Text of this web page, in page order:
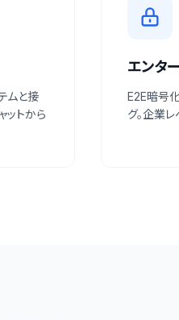
ムと接
ットから
エンタ
E2E暗号
グ。企業